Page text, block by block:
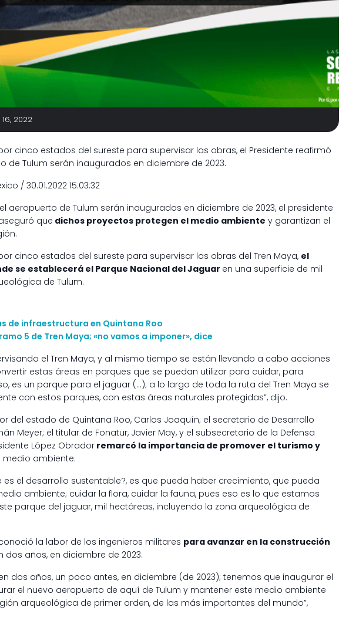
2022
cinco estados del sureste para supervisar las obras, el Presidente reafirmó
de Tulum serán inaugurados en diciembre de 2023.
/ 30.01.2022 15:03:32
aeropuerto de Tulum serán inaugurados en diciembre de 2023, el presidente
que dichos proyectos protegen el medio ambiente y garantizan el
cinco estados del sureste para supervisar las obras del Tren Maya, el
se establecerá el Parque Nacional del Jaguar en una superficie de mil
de Tulum.
de infraestructura en Quintana Roo
5 de Tren Maya; «no vamos a imponer», dice
el Tren Maya, y al mismo tiempo se están llevando a cabo acciones
estas áreas en parques que se puedan utilizar para cuidar, para
es un parque para el jaguar (…); a lo largo de toda la ruta del Tren Maya se
con estos parques, con estas áreas naturales protegidas”, dijo.
del estado de Quintana Roo, Carlos Joaquín; el secretario de Desarrollo
Meyer; el titular de Fonatur, Javier May, y el subsecretario de la Defensa
López Obrador remarcó la importancia de promover el turismo y
medio ambiente.
es el desarrollo sustentable?, es que pueda haber crecimiento, que pueda
ambiente; cuidar la flora, cuidar la fauna, pues eso es lo que estamos
parque del jaguar, mil hectáreas, incluyendo la zona arqueológica de
la labor de los ingenieros militares para avanzar en la construcción
dos años, en diciembre de 2023.
dos años, un poco antes, en diciembre (de 2023); tenemos que inaugurar el
el nuevo aeropuerto de aquí de Tulum y mantener este medio ambiente
arqueológica de primer orden, de las más importantes del mundo”,